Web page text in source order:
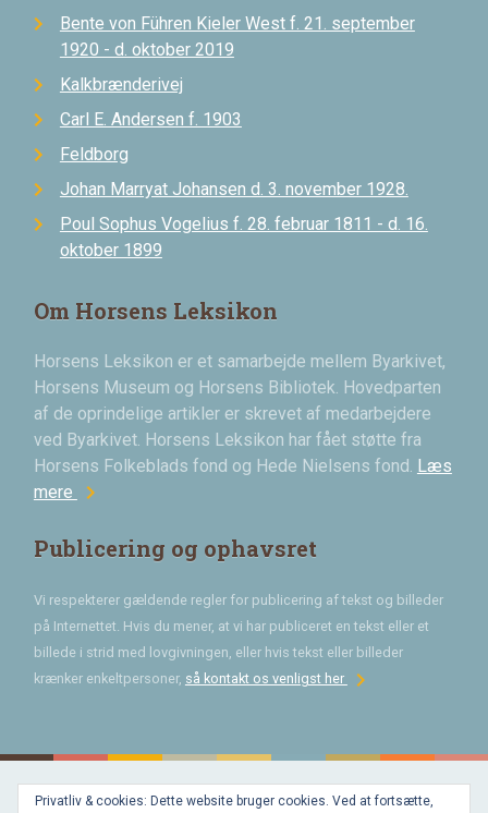
Bente von Führen Kieler West f. 21. september
1920 - d. oktober 2019
Kalkbrænderivej
Carl E. Andersen f. 1903
Feldborg
Johan Marryat Johansen d. 3. november 1928.
Poul Sophus Vogelius f. 28. februar 1811 - d. 16.
oktober 1899
Om Horsens Leksikon
Horsens Leksikon er et samarbejde mellem Byarkivet,
Horsens Museum og Horsens Bibliotek. Hovedparten
af de oprindelige artikler er skrevet af medarbejdere
ved Byarkivet. Horsens Leksikon har fået støtte fra
Horsens Folkeblads fond og Hede Nielsens fond. Læs
mere chevron_right
Publicering og ophavsret
Vi respekterer gældende regler for publicering af tekst og billeder
på Internettet. Hvis du mener, at vi har publiceret en tekst eller et
billede i strid med lovgivningen, eller hvis tekst eller billeder
krænker enkeltpersoner, så kontakt os venligst herchevron_right
Bygget med
Privatliv & cookies: Dette website bruger cookies. Ved at fortsætte,